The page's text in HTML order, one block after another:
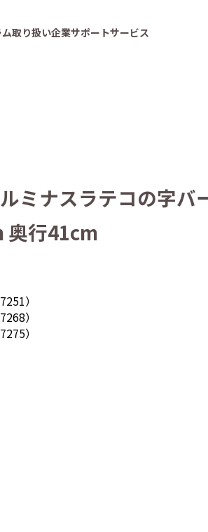
取り扱い企業サポートサービス
ミナスラテコの字バ
行41cm
）
）
）